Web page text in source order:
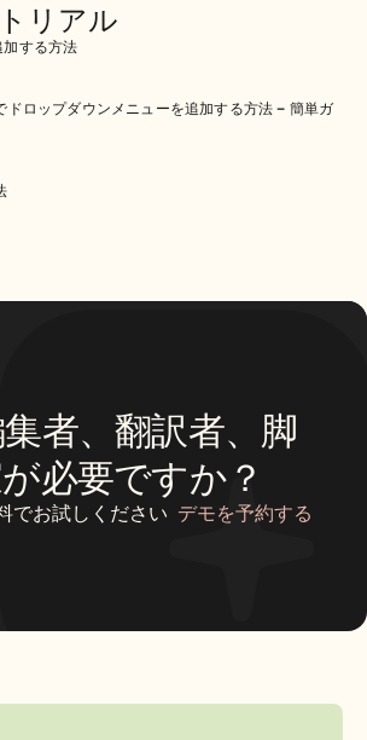
リアル
する方法
ロップダウンメニューを追加する方法 – 簡単ガ
者、翻訳者、脚
必要ですか？
でお試しください デモを予約する